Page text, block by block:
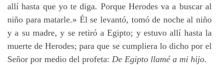
allí hasta que yo te diga. Porque Herodes va a buscar al
niño para matarle.» Él se levantó, tomó de noche al niño
y a su madre, y se retiró a Egipto; y estuvo allí hasta la
muerte de Herodes; para que se cumpliera lo dicho por el
Señor por medio del profeta: De Egipto llamé a mi hijo.